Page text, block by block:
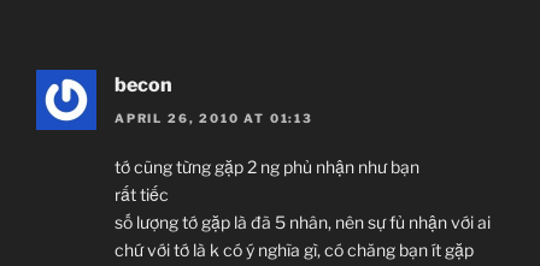
becon
APRIL 26, 2010 AT 01:13
tớ cũng từng gặp 2 ng phủ nhận như bạn
rất tiếc
số lượng tớ gặp là đã 5 nhân, nên sự fủ nhận với ai
chứ với tớ là k có ý nghĩa gì, có chăng bạn ít gặp